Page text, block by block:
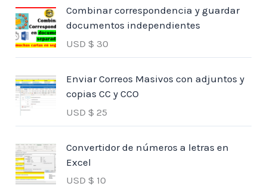
Combinar correspondencia y guardar
documentos independientes
USD $ 30
Enviar Correos Masivos con adjuntos y
copias CC y CCO
USD $ 25
Convertidor de números a letras en
Excel
USD $ 10